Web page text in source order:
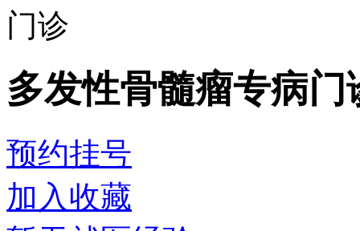
门诊
多发性骨髓瘤专病门
预约挂号
加入收藏